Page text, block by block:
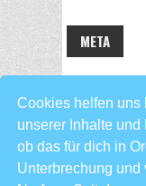
Cookies helfen uns
unserer Inhalte
ob das für dich in
Unterbrechung
META
Copyright © 2026